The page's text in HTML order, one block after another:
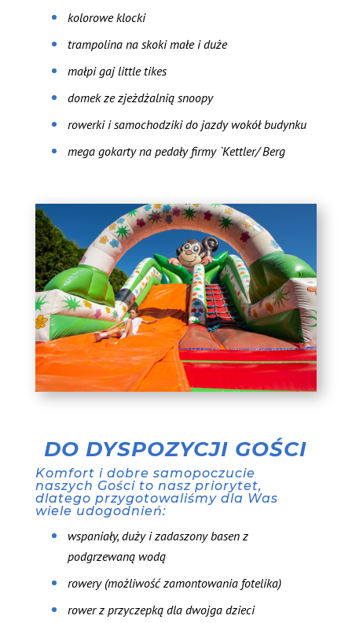
kolorowe klocki
trampolina na skoki małe i duże
małpi gaj little tikes
domek ze zjeżdżalnią snoopy
rowerki i samochodziki do jazdy wokół budynku
mega gokarty na pedały firmy `Kettler/ Berg
DO DYSPOZYCJI GOŚCI
Komfort i dobre samopoczucie
naszych Gości to nasz priorytet,
dlatego przygotowaliśmy dla Was
wiele udogodnień:
wspaniały, duży i zadaszony basen z
podgrzewaną wodą
rowery (możliwość zamontowania fotelika)
rower z przyczepką dla dwojga dzieci